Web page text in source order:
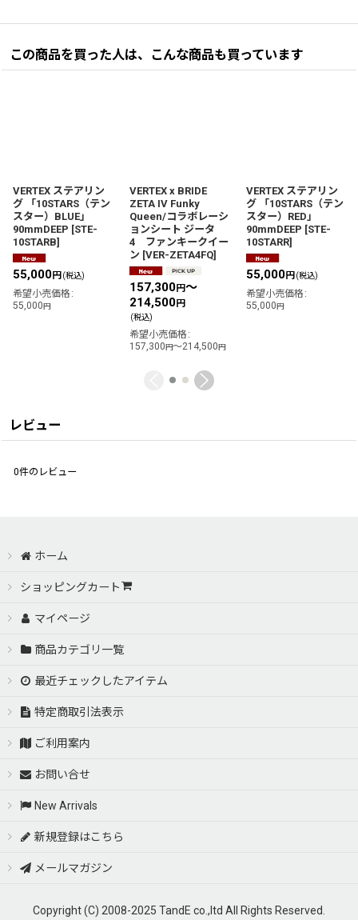
この商品を買った人は、こんな商品も買っています
VERTEX ステアリン
グ 「10STARS（テン
スター）BLUE」
90mmDEEP [STE-
10STARB]
55,000円 (税込)
希望小売価格 :
55,000円
VERTEX x BRIDE
ZETA IV Funky
Queen/コラボレーシ
ョンシート ジータ
4 ファンキークイー
ン [VER-ZETA4FQ]
157,300円～
214,500円
(税込)
希望小売価格 :
157,300円～214,500円
VERTEX ステアリン
グ 「10STARS（テン
スター）RED」
90mmDEEP [STE-
10STARR]
55,000円 (税込)
希望小売価格 :
55,000円
レビュー
0件のレビュー
ホーム
ショッピングカート
マイページ
商品カテゴリ一覧
最近チェックしたアイテム
特定商取引法表示
ご利用案内
お問い合せ
New Arrivals
新規登録はこちら
メールマガジン
Copyright (C) 2008-2025 TandE co.,ltd All Rights Reserved.